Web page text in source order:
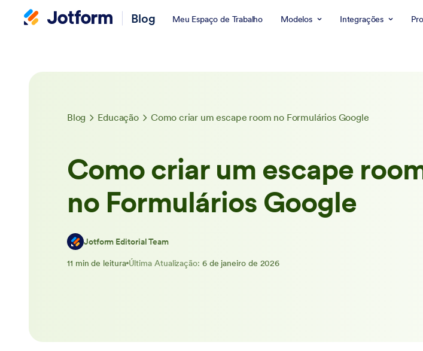
Blog Meu Espaço de Trabalho Modelos Integrações
Blog Educação Como criar um escape room no Formulários Google
Como criar um escape
no Formulários Google
Jotform Editorial Team
11 min de leitura Última Atualização: 6 de janeiro de 2026